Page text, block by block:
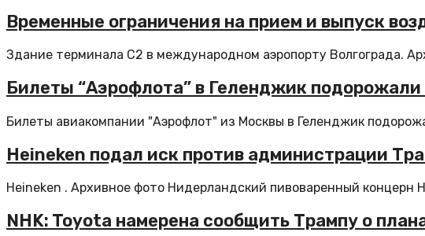
Временные ограничения на прием и выпуск
Здание терминала C2 в международном аэропорту Волгограда.
Билеты “Аэрофлота” в Геленджик
Билеты авиакомпании "Аэрофлот" из Москвы в Геленджик
Heineken подал иск против администрации
Heineken . Архивное фото Нидерландский пивоваренный концерн
NHK: Toyota намерена сообщить Трампу о